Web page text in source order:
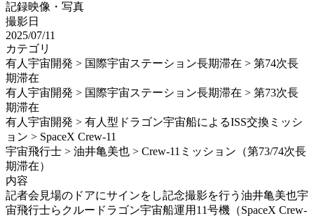
記録映像・写真
撮影日
2025/07/11
カテゴリ
有人宇宙開発 > 国際宇宙ステーション長期滞在 > 第74次長
期滞在
有人宇宙開発 > 国際宇宙ステーション長期滞在 > 第73次長
期滞在
有人宇宙開発 > 有人型ドラゴン宇宙船によるISS交換ミッシ
ョン > SpaceX Crew-11
宇宙飛行士 > 油井亀美也 > Crew-11ミッション（第73/74次長
期滞在）
内容
記者会見場のドアにサインをし記念撮影を行う油井亀美也宇
宙飛行士らクルードラゴン宇宙船運用11号機（SpaceX Crew-